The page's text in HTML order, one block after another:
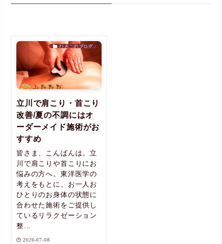
ひろこのブログ
立川で肩こり・首こり
改善/夏の不調にはオ
ーダーメイド施術がお
すすめ
皆さま、こんばんは。立
川で肩こりや首こりにお
悩みの方へ。東洋医学の
考えをもとに、お一人お
ひとりのお身体の状態に
合わせた施術をご提供し
ているリラクゼーション
整...
2026-07-08